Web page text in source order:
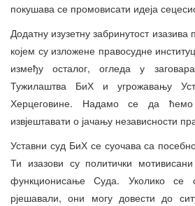
покушава се промовисати идеја
Додатну изузетну забринутост
којем су изложене правосудне
између осталог, огледа у
Тужилаштва БиХ и угрожавању
Херцеговине. Надамо се да
извјештавати о јачању независности
Уставни суд БиХ се суочава са
Ти изазови су политички
функционисање Суда. Уколико се
рјешавали, они могу довести до